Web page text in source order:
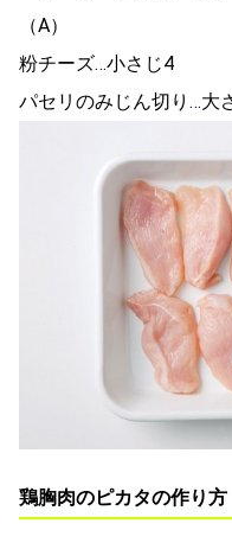
（A）
粉チーズ…小さじ4
パセリのみじん切り…大
鶏胸肉のピカタの作り方